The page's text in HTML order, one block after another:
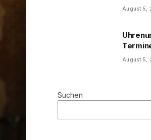
Filme
August 5,
August 5,
Suchen